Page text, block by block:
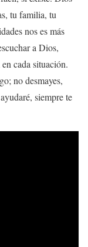
tu familia, tu
nos es más
a Dios,
cada situación.
no desmayes,
siempre te